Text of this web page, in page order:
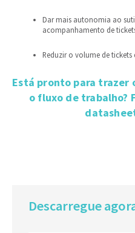
Dar mais autonomia ao
acompanhamento de
Reduzir o volume de
Está pronto para trazer
o fluxo de trabalho?
Descarregue